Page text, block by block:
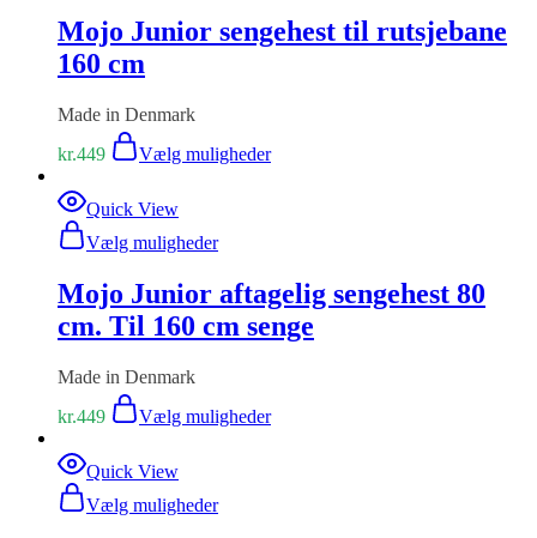
Mojo Junior sengehest til rutsjebane
160 cm
Made in Denmark
kr.449 Vælg muligheder
Quick View
Vælg muligheder
Mojo Junior aftagelig sengehest 80
cm. Til 160 cm senge
Made in Denmark
kr.449 Vælg muligheder
Quick View
Vælg muligheder